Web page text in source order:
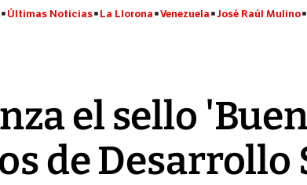
Últimas Noticias La Llorona Venezuela José Raúl Mulino
el sello
de Desarrollo